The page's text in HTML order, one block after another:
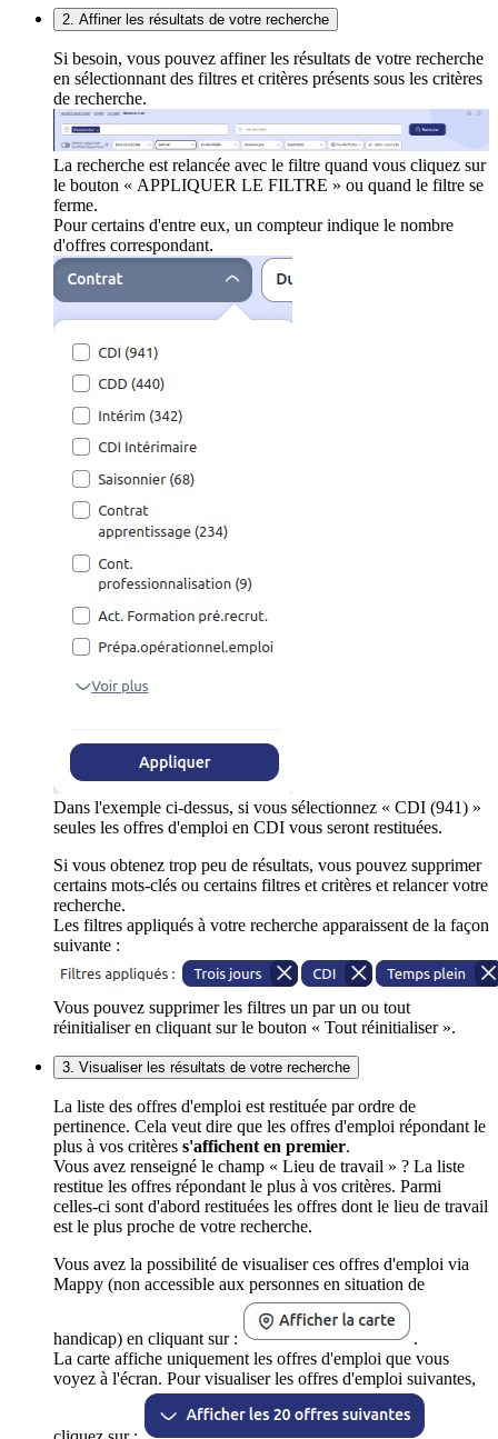
2. Affiner les résultats de votre recherche
Si besoin, vous pouvez affiner les résultats de votre recherche
en sélectionnant des filtres et critères présents sous les critères
de recherche.
La recherche est relancée avec le filtre quand vous cliquez sur
le bouton « APPLIQUER LE FILTRE » ou quand le filtre se
ferme.
Pour certains d'entre eux, un compteur indique le nombre
d'offres correspondant.
Dans l'exemple ci-dessus, si vous sélectionnez « CDI (941) »
seules les offres d'emploi en CDI vous seront restituées.
Si vous obtenez trop peu de résultats, vous pouvez supprimer
certains mots-clés ou certains filtres et critères et relancer votre
recherche.
Les filtres appliqués à votre recherche apparaissent de la façon
suivante :
Vous pouvez supprimer les filtres un par un ou tout
réinitialiser en cliquant sur le bouton « Tout réinitialiser ».
3. Visualiser les résultats de votre recherche
La liste des offres d'emploi est restituée par ordre de
pertinence. Cela veut dire que les offres d'emploi répondant le
plus à vos critères s'affichent en premier.
Vous avez renseigné le champ « Lieu de travail » ? La liste
restitue les offres répondant le plus à vos critères. Parmi
celles-ci sont d'abord restituées les offres dont le lieu de travail
est le plus proche de votre recherche.
Vous avez la possibilité de visualiser ces offres d'emploi via
Mappy (non accessible aux personnes en situation de
handicap) en cliquant sur :
.
La carte affiche uniquement les offres d'emploi que vous
voyez à l'écran. Pour visualiser les offres d'emploi suivantes,